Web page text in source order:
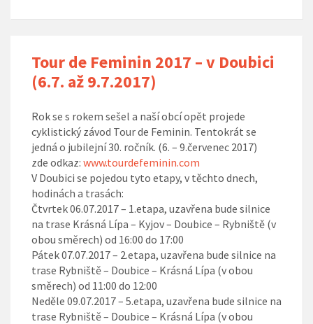
Tour de Feminin 2017 – v Doubici
(6.7. až 9.7.2017)
Rok se s rokem sešel a naší obcí opět projede
cyklistický závod Tour de Feminin. Tentokrát se
jedná o jubilejní 30. ročník. (6. – 9.červenec 2017)
zde odkaz: www.tourdefeminin.com
V Doubici se pojedou tyto etapy, v těchto dnech,
hodinách a trasách:
Čtvrtek 06.07.2017– 1.etapa, uzavřena bude silnice
na trase Krásná Lípa – Kyjov – Doubice – Rybniště (v
obou směrech) od 16:00 do 17:00
Pátek 07.07.2017– 2.etapa, uzavřena bude silnice na
trase Rybniště – Doubice – Krásná Lípa (v obou
směrech) od 11:00 do 12:00
Neděle 09.07.2017– 5.etapa, uzavřena bude silnice na
trase Rybniště – Doubice – Krásná Lípa (v obou